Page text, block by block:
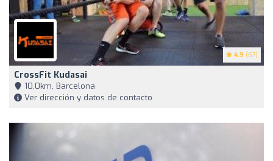
4.9 (67)
CrossFit Kudasai
10,0km, Barcelona
Ver dirección y datos de contacto